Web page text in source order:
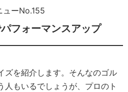
ューNo.155
パフォーマンスアップ
ズを紹介します。そんなのゴル
人もいるでしょうが、プロのト